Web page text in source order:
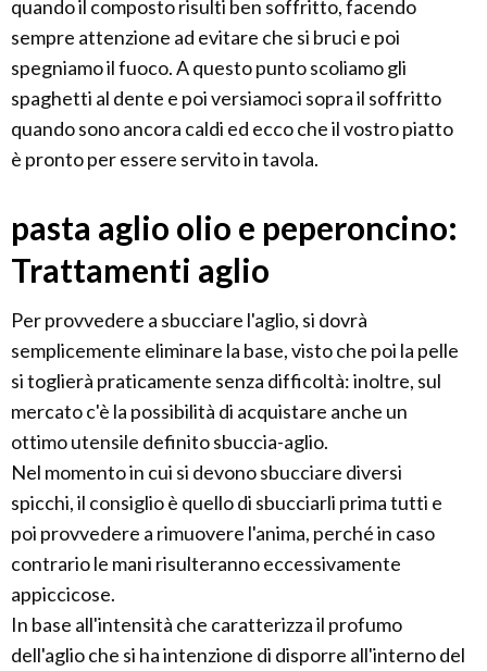
quando il composto risulti ben soffritto, facendo
sempre attenzione ad evitare che si bruci e poi
spegniamo il fuoco. A questo punto scoliamo gli
spaghetti al dente e poi versiamoci sopra il soffritto
quando sono ancora caldi ed ecco che il vostro piatto
è pronto per essere servito in tavola.
pasta aglio olio e peperoncino:
Trattamenti aglio
Per provvedere a sbucciare l'aglio, si dovrà
semplicemente eliminare la base, visto che poi la pelle
si toglierà praticamente senza difficoltà: inoltre, sul
mercato c'è la possibilità di acquistare anche un
ottimo utensile definito sbuccia-aglio.
Nel momento in cui si devono sbucciare diversi
spicchi, il consiglio è quello di sbucciarli prima tutti e
poi provvedere a rimuovere l'anima, perché in caso
contrario le mani risulteranno eccessivamente
appiccicose.
In base all'intensità che caratterizza il profumo
dell'aglio che si ha intenzione di disporre all'interno del